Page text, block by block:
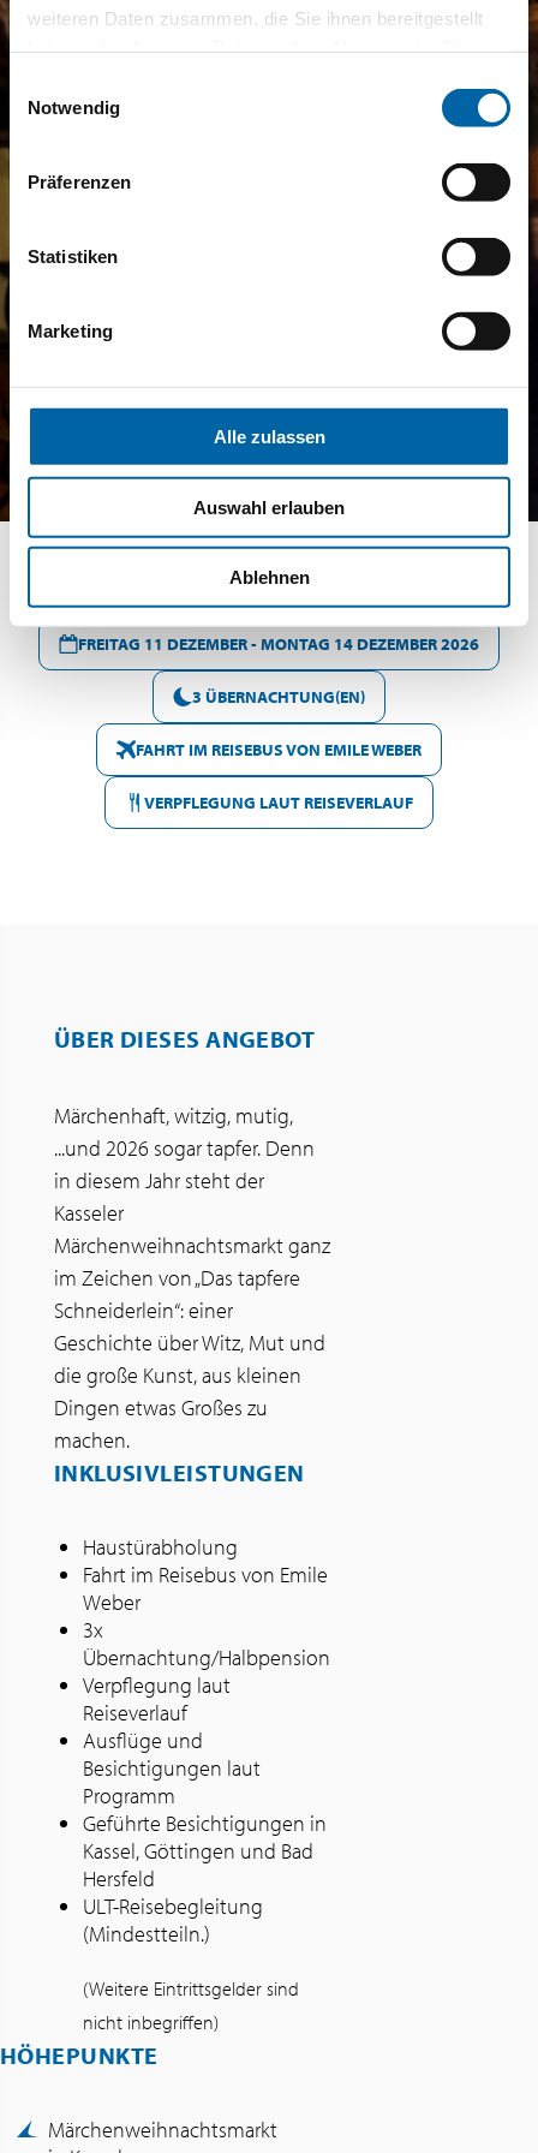
weiteren Daten zusammen, die Sie ihnen bereitgestellt
Notwendig
Präferenzen
Statistiken
Marketing
Alle zulassen
Auswahl erlauben
Ablehnen
FREITAG 11 DEZEMBER - MONTAG 14 DEZEMBER 2026
3 ÜBERNACHTUNG(EN)
FAHRT IM REISEBUS VON EMILE WEBER
VERPFLEGUNG LAUT REISEVERLAUF
ÜBER DIESES ANGEBOT
Märchenhaft, witzig, mutig,
...und 2026 sogar tapfer. Denn
in diesem Jahr steht der
Kasseler
Märchenweihnachtsmarkt ganz
im Zeichen von „Das tapfere
Schneiderlein“: einer
Geschichte über Witz, Mut und
die große Kunst, aus kleinen
Dingen etwas Großes zu
machen.
INKLUSIVLEISTUNGEN
Haustürabholung
Fahrt im Reisebus von Emile
Weber
3x
Übernachtung/Halbpension
Verpflegung laut
Reiseverlauf
Ausflüge und
Besichtigungen laut
Programm
Geführte Besichtigungen in
Kassel, Göttingen und Bad
Hersfeld
ULT-Reisebegleitung
(Mindestteiln.)
(Weitere Eintrittsgelder sind
nicht inbegriffen)
HÖHEPUNKTE
Märchenweihnachtsmarkt